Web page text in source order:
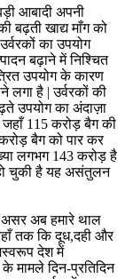
आबादी अपनी
बढ़ती खाद्य माँग को
का उपयोग
बढ़ाने में निश्चित
उपयोग के कारण
लगा है | उर्वरकों की
उपयोग का अंदाज़ा
115 करोड़ बैग की
बैग को पार कर
लगभग 143 करोड़ है
चुकी है यह असंतुलन
असर अब हमारे थाल
तक कि दूध,दही और
देश में
मामले दिन-प्रतिदिन